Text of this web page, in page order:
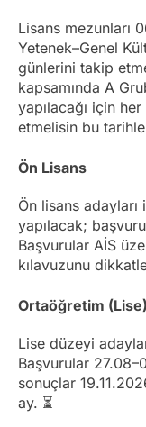
Lisans mezunları
Yetenek–Genel
günlerini takip
kapsamında A
yapılacağı için
etmelisin bu
Ön Lisans
Ön lisans
yapılacak;
Başvurular AİS
kılavuzunu
Ortaöğretim (Lise)
Lise düzeyi
Başvurular
sonuçlar
ay. ⏳